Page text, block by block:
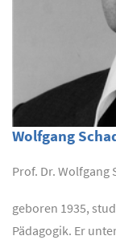
Wolfgang
Prof. Dr. Wolfgang
geboren 1935,
Pädagogik. Er